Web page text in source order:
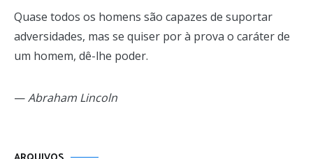
Quase todos os homens são capazes de suportar
adversidades, mas se quiser por à prova o caráter de
um homem, dê-lhe poder.
—Abraham Lincoln
Arquivos